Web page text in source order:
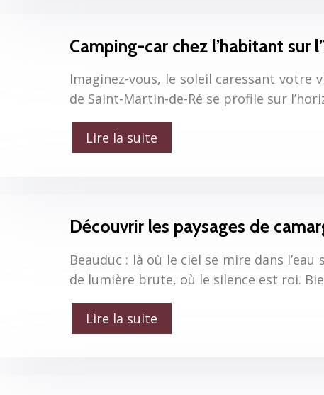
Camping-car chez l’habitant sur
Imaginez-vous, le soleil caressant votre
de Saint-Martin-de-Ré se profile sur
Lire la suite
Découvrir les paysages de
Beauduc : là où le ciel se mire dans
de lumière brute, où le silence est roi.
Lire la suite